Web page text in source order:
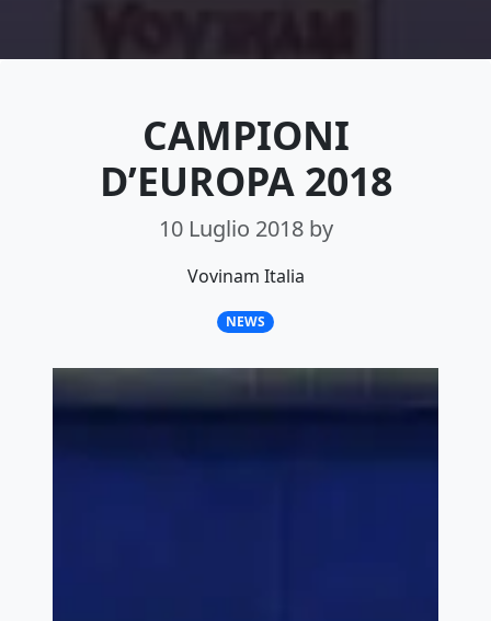
CAMPIONI
D’EUROPA 2018
10 Luglio 2018 by
Vovinam Italia
NEWS